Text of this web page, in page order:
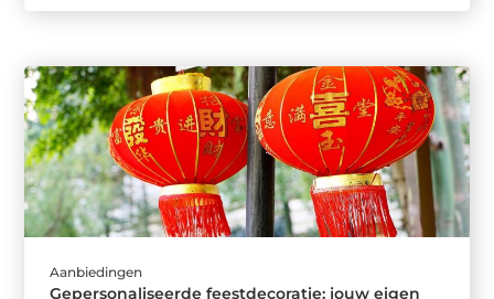
Aanbiedingen
Gepersonaliseerde feestdecoratie: jouw eigen